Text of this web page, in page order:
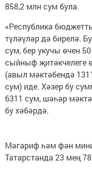
858,2 млн сум була.
«Республика
түләүләр дә бирелә.
сум, бер укучы өчен
сыйныф җитәкчелеге
(авыл мәктәбендә
сум) иде. Хәзер бу
6311 сум, шәһәр
бу хәбәрдә.
Мәгариф һәм фән
Татарстанда 23 мең